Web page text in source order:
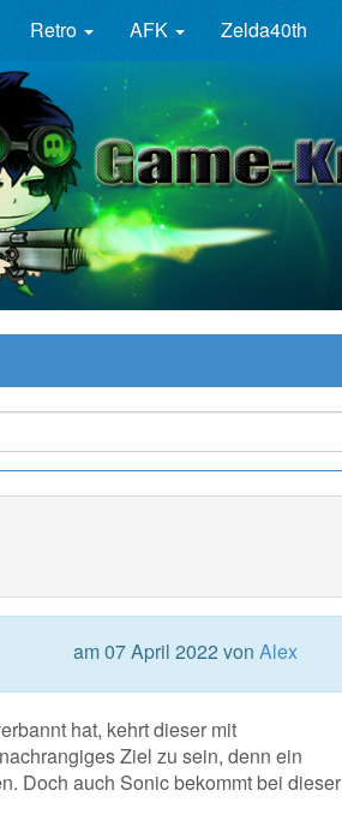
Retro AFK Zelda40th
am 07 April 2022 von Alex
hat, kehrt dieser mit
Ziel zu sein, denn ein
Doch auch Sonic bekommt bei dieser